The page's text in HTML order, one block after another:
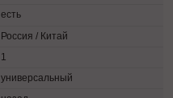
есть
Россия / Китай
1
универсальный